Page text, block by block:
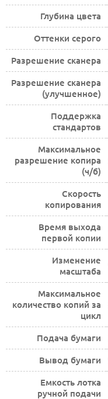
Глубина цвета
Оттенки серого
Разрешение сканера
Разрешение сканера
(улучшенное)
Поддержка
стандартов
Максимальное
разрешение копира
(ч/б)
Скорость
копирования
Время выхода
первой копии
Изменение
масштаба
Максимальное
количество копий за
цикл
Подача бумаги
Вывод бумаги
Емкость лотка
ручной подачи